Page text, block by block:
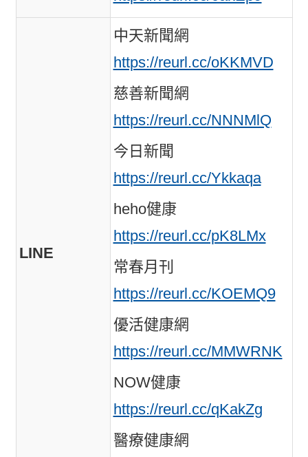
LINE
中天新聞網
https://reurl.cc/oKKMVD
慈善新聞網
https://reurl.cc/NNNMlQ
今日新聞
https://reurl.cc/Ykkaqa
heho健康
https://reurl.cc/pK8LMx
常春月刊
https://reurl.cc/KOEMQ9
優活健康網
https://reurl.cc/MMWRNK
NOW健康
https://reurl.cc/qKakZg
醫療健康網